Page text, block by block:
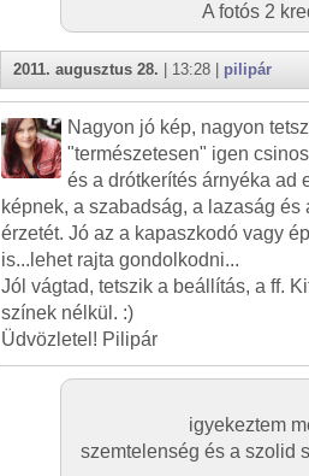
A fotós 2
2011. augusztus 28. | 13:28 | pilipár
Nagyon jó kép, nagyon
"természetesen" igen
és a drótkerítés árnyéka ad
képnek, a szabadság, a lazaság
érzetét. Jó az a kapaszkodó vagy
is...lehet rajta gondolkodni...
Jól vágtad, tetszik a beállítás, a ff.
színek nélkül. :)
Üdvözletel! Pilipár
igyekeztem
szemtelenség és a szolid